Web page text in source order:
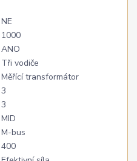
NE
1000
ANO
Tři vodiče
Měřící transformátor
3
3
MID
M-bus
400